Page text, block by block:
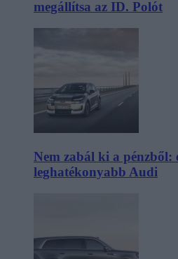
megállítsa az ID. Polót
Nem zabál ki a pénzből:
leghatékonyabb Audi